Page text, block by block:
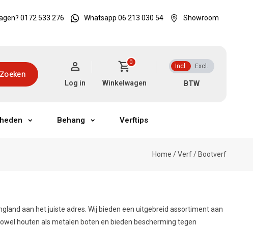
0172 533 276 Whatsapp 06 213 030 54 Showroom
Zoeken
Incl. Excl.
0
Winkelwagen
Log in
Behang Verftips
Home /Verf/ Bootverf
aan het juiste adres. Wij bieden een uitgebreid assortiment aan
houten als metalen boten en bieden bescherming tegen